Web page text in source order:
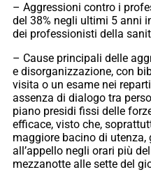
– Aggressioni contro i
del 38% negli ultimi 5 anni
dei professionisti della
– Cause principali delle
e disorganizzazione, con
visita o un esame nei
assenza di dialogo tra
piano presidi fissi delle
efficace, visto che,
maggiore bacino di
all’appello negli orari più
mezzanotte alle sette del